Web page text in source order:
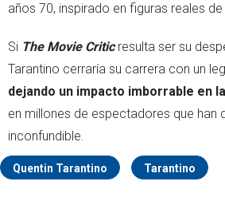
años 70, inspirado en figuras reales
Si The Movie Criticresulta ser su
Tarantino cerraría su carrera con un
dejando un impacto imborrable en
en millones de espectadores que han
inconfundible.
Quentin Tarantino Tarantino